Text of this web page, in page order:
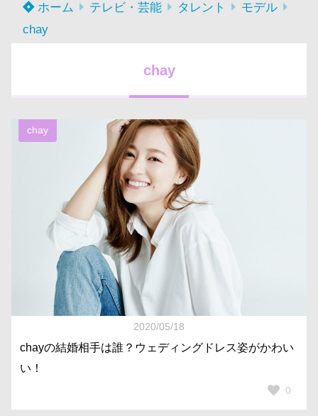
ホーム テレビ・芸能 タレント
モデル
chay
chay
chay
2020/05/18
chayの結婚相手は誰？ウェディングドレス姿がかわい
い！
0